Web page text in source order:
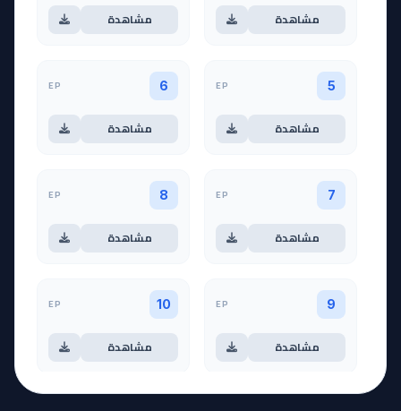
مشاهدة مشاهدة
5
EP
مشاهدة
6
EP
مشاهدة
7
EP
مشاهدة
8
EP
مشاهدة
9
EP
مشاهدة
10
EP
مشاهدة